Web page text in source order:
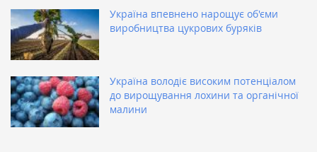
Україна впевнено нарощує об'єми
виробництва цукрових буряків
Україна володіє високим потенціалом
до вирощування лохини та органічної
малини